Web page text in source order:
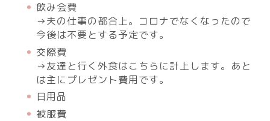
飲み会費
→夫の仕事の都合上。コロナでなくなったので
今後は不要とする予定です。
交際費
→友達と行く外食はこちらに計上します。あと
は主にプレゼント費用です。
日用品
被服費